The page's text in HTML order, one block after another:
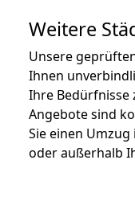
Weitere
Unsere
Ihnen
Ihre Bedürfnisse
Angebote sind
Sie einen
oder außerhalb